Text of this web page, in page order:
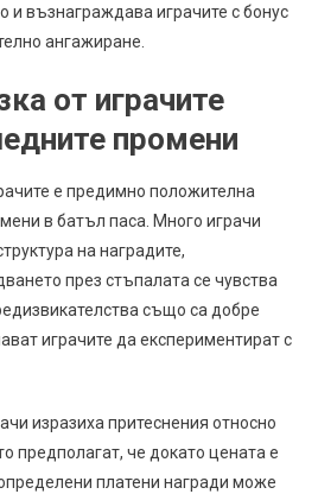
и възнаграждава играчите с бонус
ангажиране.
от играчите
промени
е предимно положителна
в батъл паса. Много играчи
на наградите,
през стъпалата се чувства
също са добре
играчите да експериментират с
изразиха притеснения относно
предполагат, че докато цената е
платени награди може